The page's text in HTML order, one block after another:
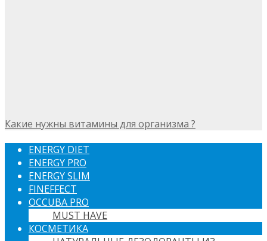
Какие нужны витамины для организма ?
ENERGY DIET
ENERGY PRO
ENERGY SLIM
FINEFFECT
OCCUBA PRO
MUST HAVE
КОСМЕТИКА